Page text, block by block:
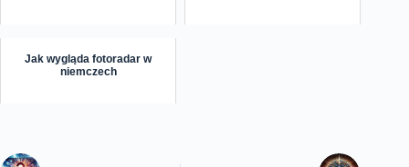
Jak wygląda fotoradar w
niemczech